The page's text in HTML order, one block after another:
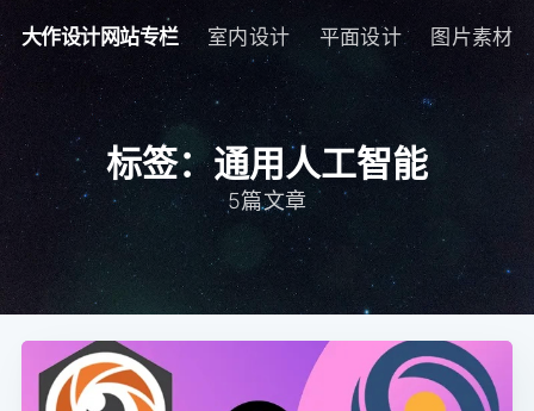
大作设计网站专栏 室内设计 平面设计 图片素材
标签：通用人工智能
5篇文章